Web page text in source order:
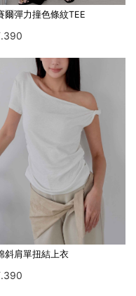
爾彈力撞色條紋TEE
斜肩單扭結上衣